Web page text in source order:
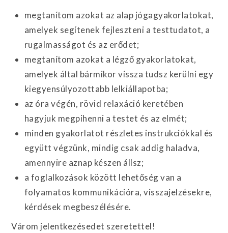
megtanítom azokat az alap jógagyakorlatokat,
amelyek segítenek fejleszteni a testtudatot, a
rugalmasságot és az erődet;
megtanítom azokat a légző gyakorlatokat,
amelyek által bármikor vissza tudsz kerülni egy
kiegyensúlyozottabb lelkiállapotba;
az óra végén, rövid relaxáció keretében
hagyjuk megpihenni a testet és az elmét;
minden gyakorlatot részletes instrukciókkal és
együtt végzünk, mindig csak addig haladva,
amennyire aznap készen állsz;
a foglalkozások között lehetőség van a
folyamatos kommunikációra, visszajelzésekre,
kérdések megbeszélésére.
Várom jelentkezésedet szeretettel!